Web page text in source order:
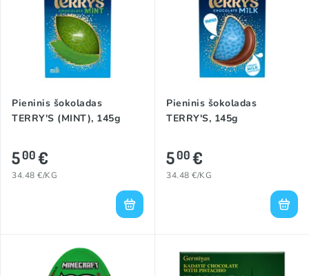
Pieninis šokoladas
TERRY'S (MINT), 145g
500€
34.48 €/KG
Pieninis šokoladas
TERRY'S, 145g
500€
34.48 €/KG